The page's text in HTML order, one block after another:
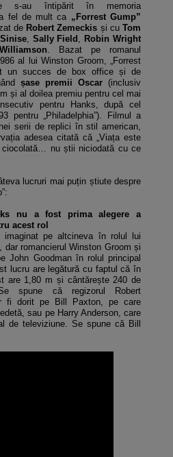
s-au întipărit în memoria
fel de mult ca „Forrest Gump”
de Robert Zemeckis și cu Tom
, Sally Field , Robin Wright
. Bazat pe romanul
al lui Winston Groom, „Forrest
un succes de box office și de
șase premii Oscar (inclusiv
și al doilea premiu pentru cel mai
pentru Hanks, după cel
pentru „Philadelphia”). Filmul a
serii de replici în stil american,
adesea citată că „Viața este
nu știi niciodată cu ce
lucruri mai puțin știute despre
nu a fost prima alegere a
acest rol
imaginat pe altcineva în rolul lui
dar romancierul Winston Groom și
John Goodman în rolul principal
lucru are legătură cu faptul că în
are 1,80 m și cântărește 240 de
spune că regizorul Robert
fi dorit pe Bill Paxton, pe care
sau pe Harry Anderson, care
de televiziune. Se spune că Bill